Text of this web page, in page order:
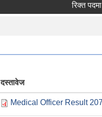
रिक्त पदमा
दस्तावेज
Medical Officer Result